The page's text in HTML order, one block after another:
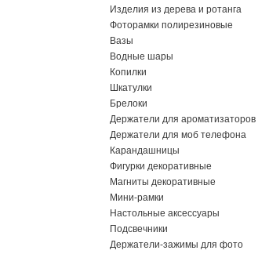
Изделия из дерева и ротанга
Фоторамки полирезиновые
Вазы
Водные шары
Копилки
Шкатулки
Брелоки
Держатели для ароматизаторов
Держатели для моб телефона
Карандашницы
Фигурки декоративные
Магниты декоративные
Мини-рамки
Настольные аксессуары
Подсвечники
Держатели-зажимы для фото